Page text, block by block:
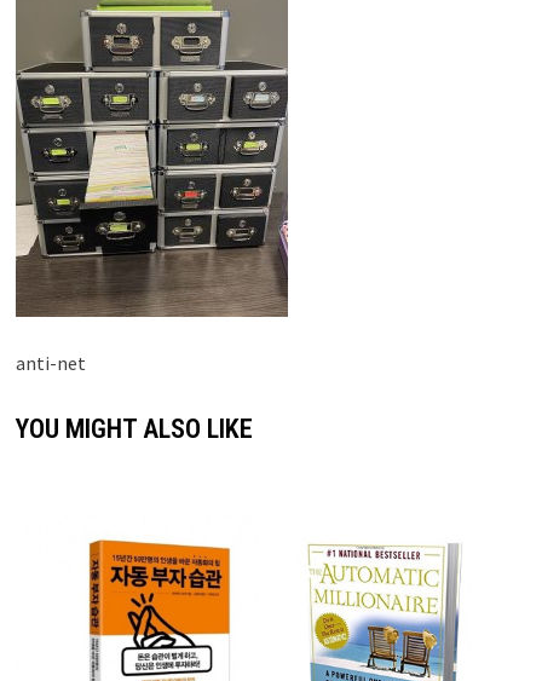
anti-net
YOU MIGHT ALSO LIKE